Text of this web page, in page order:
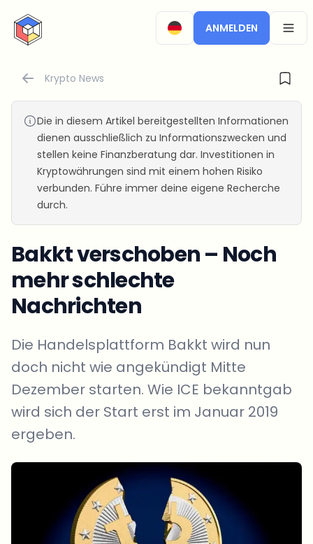
CryptoTicker
ANMELDEN
Krypto News
Die in diesem Artikel bereitgestellten Informationen
dienen ausschließlich zu Informationszwecken und
stellen keine Finanzberatung dar. Investitionen in
Kryptowährungen sind mit einem hohen Risiko
verbunden. Führe immer deine eigene Recherche
durch.
Bakkt verschoben – Noch
mehr schlechte
Nachrichten
Die Handelsplattform Bakkt wird nun
doch nicht wie angekündigt Mitte
Dezember starten. Wie ICE bekanntgab
wird sich der Start erst im Januar 2019
ergeben.